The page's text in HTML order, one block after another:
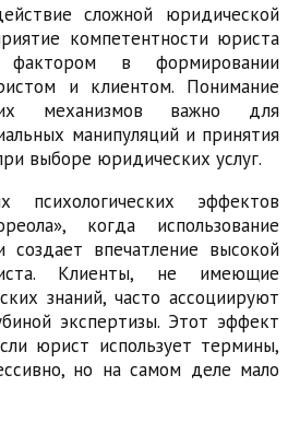
сложной юридической
компетентности юриста
фактором в формировании
и клиентом. Понимание
механизмов важно для
манипуляций и принятия
выборе юридических услуг.
эффектов
когда использование
создает впечатление высокой
Клиенты, не имеющие
знаний, часто ассоциируют
экспертизы. Этот эффект
юрист использует термины,
но на самом деле мало